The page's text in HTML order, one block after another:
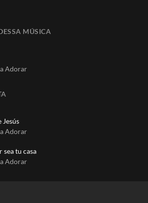
MÚSICA
Adorar
Jesús
Adorar
sea tu casa
Adorar